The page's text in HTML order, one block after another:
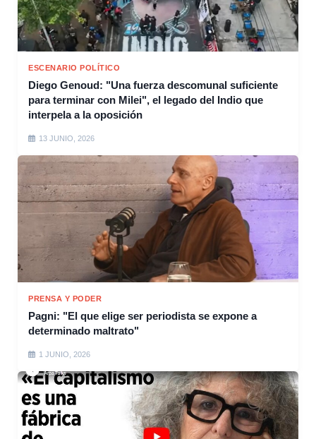
ESCENARIO POLÍTICO
Diego Genoud: "Una fuerza descomunal suficiente
para terminar con Milei", el legado del Indio que
interpela a la oposición
13 JUNIO, 2026
PRENSA Y PODER
Pagni: "El que elige ser periodista se expone a
determinado maltrato"
1 JUNIO, 2026